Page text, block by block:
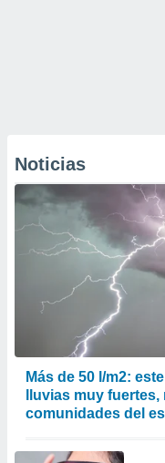
Noticias
Más de 50 l/m2:
lluvias muy
comunidades del